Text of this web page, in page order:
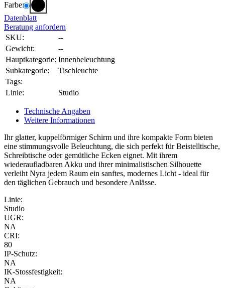
Farbe:
Datenblatt
Beratung anfordern
SKU:
--
Gewicht:
--
Hauptkategorie: Innenbeleuchtung
Subkategorie:
Tischleuchte
Tags:
Linie:
Studio
Technische Angaben
Weitere Informationen
Ihr glatter, kuppelförmiger Schirm und ihre kompakte Form bieten
eine stimmungsvolle Beleuchtung, die sich perfekt für Beistelltische,
Schreibtische oder gemütliche Ecken eignet. Mit ihrem
wiederaufladbaren Akku und ihrer minimalistischen Silhouette
verleiht Nyra jedem Raum ein sanftes, modernes Licht - ideal für
den täglichen Gebrauch und besondere Anlässe.
Linie:
Studio
UGR:
NA
CRI:
80
IP-Schutz:
NA
IK-Stossfestigkeit:
NA